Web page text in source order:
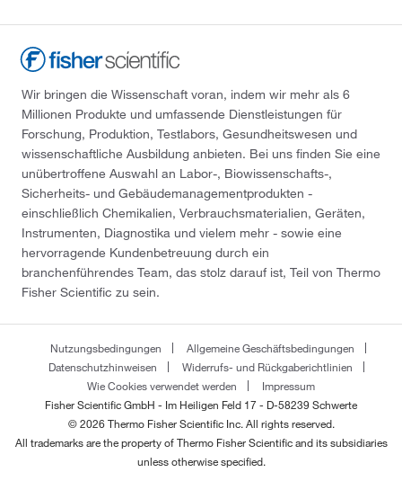
Wir bringen die Wissenschaft voran, indem wir mehr als 6
Millionen Produkte und umfassende Dienstleistungen für
Forschung, Produktion, Testlabors, Gesundheitswesen und
wissenschaftliche Ausbildung anbieten. Bei uns finden Sie eine
unübertroffene Auswahl an Labor-, Biowissenschafts-,
Sicherheits- und Gebäudemanagementprodukten -
einschließlich Chemikalien, Verbrauchsmaterialien, Geräten,
Instrumenten, Diagnostika und vielem mehr - sowie eine
hervorragende Kundenbetreuung durch ein
branchenführendes Team, das stolz darauf ist, Teil von Thermo
Fisher Scientific zu sein.
Nutzungsbedingungen
Allgemeine Geschäftsbedingungen
Datenschutzhinweisen
Widerrufs- und Rückgaberichtlinien
Wie Cookies verwendet werden
Impressum
Fisher Scientific GmbH - Im Heiligen Feld 17 - D-58239 Schwerte
© 2026 Thermo Fisher Scientific Inc. All rights reserved.
All trademarks are the property of Thermo Fisher Scientific and its subsidiaries
unless otherwise specified.